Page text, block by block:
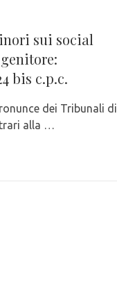
sui social
bis c.p.c.
dei Tribunali di
alla …